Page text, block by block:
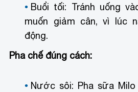
Buổi tối: Tránh uống
muốn giảm cân, vì lúc
động.
Pha chế đúng cách:
Nước sôi: Pha sữa